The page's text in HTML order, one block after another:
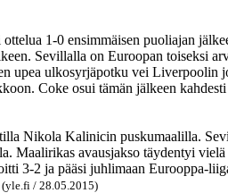
1-0 ensimmäisen puoliajan
Sevillalla on Euroopan toiseksi
upea ulkosyrjäpotku vei
Coke osui tämän jälkeen
Nikola Kalinicin puskumaalilla.
Maalirikas avausjakso täydentyi
3-2 ja pääsi juhlimaan Eurooppa-
(yle.fi / 28.05.2015)